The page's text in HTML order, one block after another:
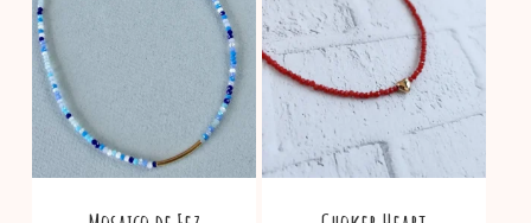
No hay productos en el
carrito.
Go To Shop